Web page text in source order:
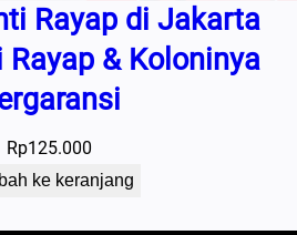
Rayap di Jakarta
& Koloninya
Rp125.000
ke keranjang